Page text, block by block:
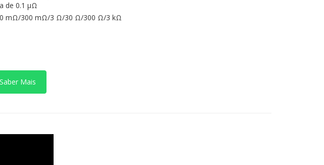
de 0.1 μΩ
mΩ/300 mΩ/3 Ω/30 Ω/300 Ω/3 kΩ
Mais